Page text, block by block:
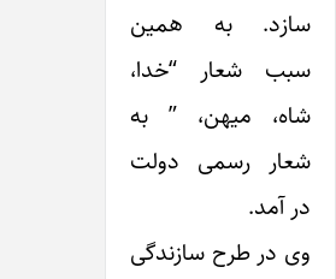
سازد. به همین
سبب شعار “خدا،
شاه، میهن، ” به
شعار رسمی ‌دولت
در آمد.
وی در طرح سازندگی